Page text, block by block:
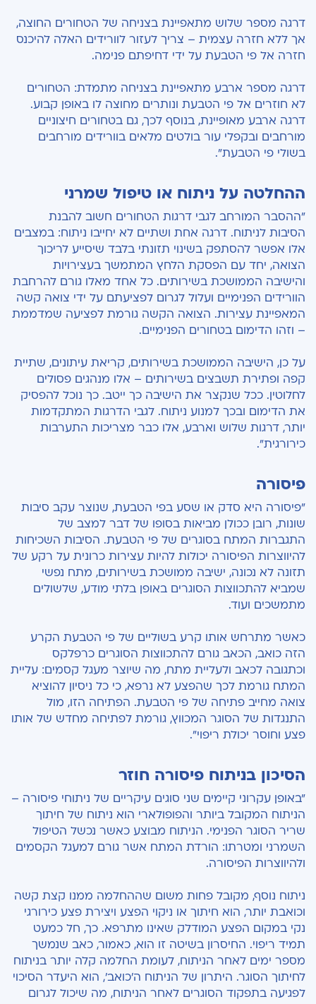
דרגה מספר שלוש מתאפיינת בצניחה של הטחורים החוצה,
אך ללא חזרה עצמית – צריך לעזור לוורידים האלה להיכנס
חזרה אל פי הטבעת על ידי דחיפתם פנימה.
דרגה מספר ארבע מתאפיינת בצניחה מתמדת: הטחורים
לא חוזרים אל פי הטבעת ונותרים מחוצה לו באופן קבוע.
דרגה ארבע מאופיינת, בנוסף לכך, גם בטחורים חיצוניים
מורחבים ובקפלי עור בולטים מלאים בוורידים מורחבים
בשולי פי הטבעת".
ההחלטה על ניתוח או טיפול שמרני
"ההסבר המורחב לגבי דרגות הטחורים חשוב להבנת
הסיבות לניתוח. דרגה אחת ושתיים לא יחייבו ניתוח: במצבים
אלו אפשר להסתפק בשינוי תזונתי בלבד שיסייע לריכוך
הצואה, יחד עם הפסקת הלחץ המתמשך בעצירויות
והישיבה הממושכת בשירותים. כל אחד מאלו גורם להרחבת
הוורידים הפנימיים ועלול לגרום לפציעתם על ידי צואה קשה
המאפיינת עצירות. הצואה הקשה גורמת לפציעה שמדממת
– וזהו הדימום בטחורים הפנימיים.
על כן, הישיבה הממושכת בשירותים, קריאת עיתונים, שתיית
קפה ופתירת תשבצים בשירותים – אלו מנהגים פסולים
לחלוטין. ככל שנקצר את הישיבה כך ייטב. כך נוכל להפסיק
את הדימום ובכך למנוע ניתוח. לגבי הדרגות המתקדמות
יותר, דרגות שלוש וארבע, אלו כבר מצריכות התערבות
כירורגית".
פיסורה
"פיסורה היא סדק או שסע בפי הטבעת, שנוצר עקב סיבות
שונות, רובן ככולן מביאות בסופו של דבר למצב של
התגברות המתח בסוגרים של פי הטבעת. הסיבות השכיחות
להיווצרות הפיסורה יכולות להיות עצירות כרונית על רקע של
תזונה לא נכונה, ישיבה ממושכת בשירותים, מתח נפשי
שמביא להתכווצות הסוגרים באופן בלתי מודע, שלשולים
מתמשכים ועוד.
כאשר מתרחש אותו קרע בשוליים של פי הטבעת הקרע
הזה כואב, הכאב גורם להתכווצות הסוגרים כרפלקס
וכתגובה לכאב ולעליית מתח, מה שיוצר מעגל קסמים: עליית
המתח גורמת לכך שהפצע לא נרפא, כי כל ניסיון להוציא
צואה מחייב פתיחה של פי הטבעת. הפתיחה הזו, מול
התנגדות של הסוגר המכווץ, גורמת לפתיחה מחדש של אותו
פצע וחוסר יכולת ריפוי".
הסיכון בניתוח פיסורה חוזר
"באופן עקרוני קיימים שני סוגים עיקריים של ניתוחי פיסורה –
הניתוח המקובל ביותר והפופולארי הוא ניתוח של חיתוך
שריר הסוגר הפנימי. הניתוח מבוצע כאשר נכשל הטיפול
השמרני ומטרתו: הורדת המתח אשר גורם למעגל הקסמים
ולהיווצרות הפיסורה.
ניתוח נוסף, מקובל פחות משום שההחלמה ממנו קצת קשה
וכואבת יותר, הוא חיתוך או ניקוי הפצע ויצירת פצע כירורגי
נקי במקום הפצע המודלק שאינו מתרפא. כך, חל כמעט
תמיד ריפוי. החיסרון בשיטה זו הוא, כאמור, כאב שנמשך
מספר ימים לאחר הניתוח, לעומת החלמה קלה יותר בניתוח
לחיתוך הסוגר. היתרון של הניתוח ה'כואב', הוא היעדר הסיכוי
לפגיעה בתפקוד הסוגרים לאחר הניתוח, מה שיכול לגרום